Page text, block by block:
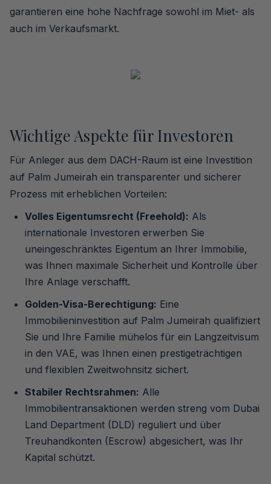
garantieren eine hohe Nachfrage sowohl im Miet- als
auch im Verkaufsmarkt.
Wichtige Aspekte für Investoren
Für Anleger aus dem DACH-Raum ist eine Investition
auf Palm Jumeirah ein transparenter und sicherer
Prozess mit erheblichen Vorteilen:
Volles Eigentumsrecht (Freehold): Als
internationale Investoren erwerben Sie
uneingeschränktes Eigentum an Ihrer Immobilie,
was Ihnen maximale Sicherheit und Kontrolle über
Ihre Anlage verschafft.
Golden-Visa-Berechtigung: Eine
Immobilieninvestition auf Palm Jumeirah qualifiziert
Sie und Ihre Familie mühelos für ein Langzeitvisum
in den VAE, was Ihnen einen prestigeträchtigen
und flexiblen Zweitwohnsitz sichert.
Stabiler Rechtsrahmen: Alle
Immobilientransaktionen werden streng vom Dubai
Land Department (DLD) reguliert und über
Treuhandkonten (Escrow) abgesichert, was Ihr
Kapital schützt.